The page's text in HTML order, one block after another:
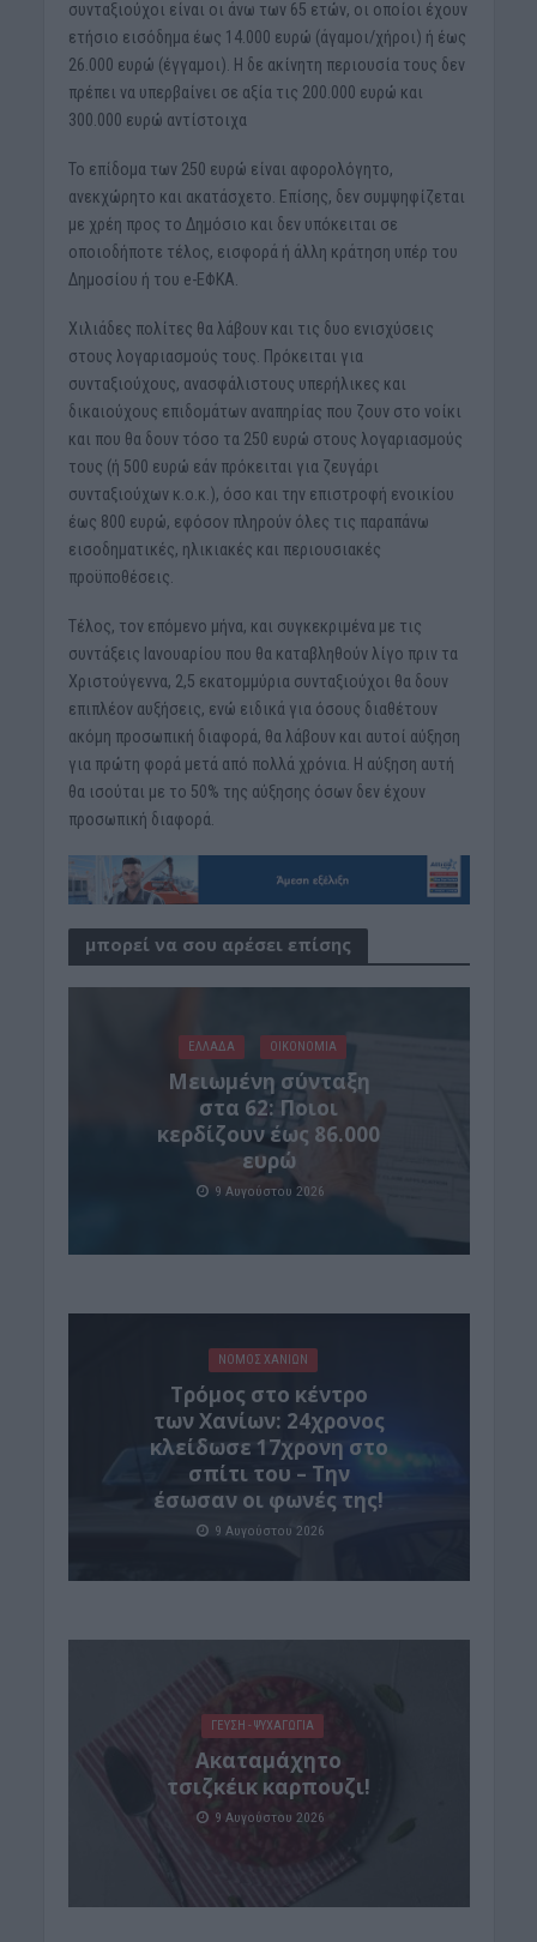
συνταξιούχοι είναι οι άνω των 65 ετών, οι οποίοι έχουν
ετήσιο εισόδημα έως 14.000 ευρώ (άγαμοι/χήροι) ή έως
26.000 ευρώ (έγγαμοι). Η δε ακίνητη περιουσία τους δεν
πρέπει να υπερβαίνει σε αξία τις 200.000 ευρώ και
300.000 ευρώ αντίστοιχα
Το επίδομα των 250 ευρώ είναι αφορολόγητο,
ανεκχώρητο και ακατάσχετο. Επίσης, δεν συμψηφίζεται
με χρέη προς το Δημόσιο και δεν υπόκειται σε
οποιοδήποτε τέλος, εισφορά ή άλλη κράτηση υπέρ του
Δημοσίου ή του e-ΕΦΚΑ.
Χιλιάδες πολίτες θα λάβουν και τις δυο ενισχύσεις
στους λογαριασμούς τους. Πρόκειται για
συνταξιούχους, ανασφάλιστους υπερήλικες και
δικαιούχους επιδομάτων αναπηρίας που ζουν στο νοίκι
και που θα δουν τόσο τα 250 ευρώ στους λογαριασμούς
τους (ή 500 ευρώ εάν πρόκειται για ζευγάρι
συνταξιούχων κ.ο.κ.), όσο και την επιστροφή ενοικίου
έως 800 ευρώ, εφόσον πληρούν όλες τις παραπάνω
εισοδηματικές, ηλικιακές και περιουσιακές
προϋποθέσεις.
Τέλος, τον επόμενο μήνα, και συγκεκριμένα με τις
συντάξεις Ιανουαρίου που θα καταβληθούν λίγο πριν τα
Χριστούγεννα, 2,5 εκατομμύρια συνταξιούχοι θα δουν
επιπλέον αυξήσεις, ενώ ειδικά για όσους διαθέτουν
ακόμη προσωπική διαφορά, θα λάβουν και αυτοί αύξηση
για πρώτη φορά μετά από πολλά χρόνια. Η αύξηση αυτή
θα ισούται με το 50% της αύξησης όσων δεν έχουν
προσωπική διαφορά.
μπορεί να σου αρέσει επίσης
ΕΛΛΑΔΑ ΟΙΚΟΝΟΜΙΑ
Μειωμένη σύνταξη
στα 62: Ποιοι
κερδίζουν έως 86.000
ευρώ
9 Αυγούστου 2026
ΝΟΜΌΣ ΧΑΝΊΩΝ
Τρόμος στο κέντρο
των Χανίων: 24χρονος
κλείδωσε 17χρονη στο
σπίτι του – Την
έσωσαν οι φωνές της!
9 Αυγούστου 2026
ΓΕΎΣΗ - ΨΥΧΑΓΩΓΊΑ
Ακαταμάχητο
τσιζκέικ καρπουζι!
9 Αυγούστου 2026